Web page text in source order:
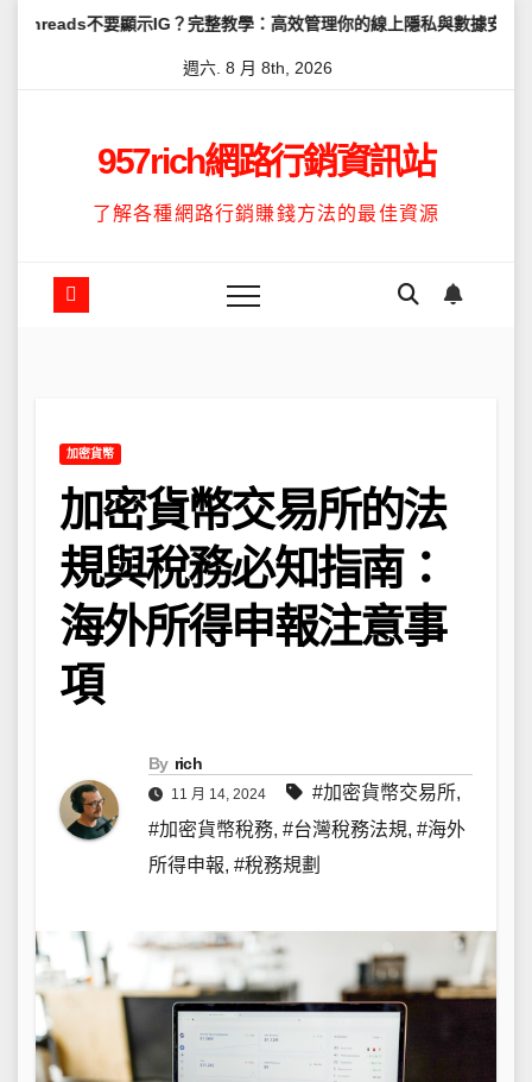
顯示IG？完整教學：高效管理你的線上隱私與數據安全 怎麼讓
週六. 8 月 8th, 2026
957rich網路行銷資訊站
了解各種網路行銷賺錢方法的最佳資源
加密貨幣
加密貨幣交易所的法
規與稅務必知指南：
海外所得申報注意事
項
By rich
11 月 14, 2024 #加密貨幣交易所,
#加密貨幣稅務, #台灣稅務法規, #海外
所得申報, #稅務規劃